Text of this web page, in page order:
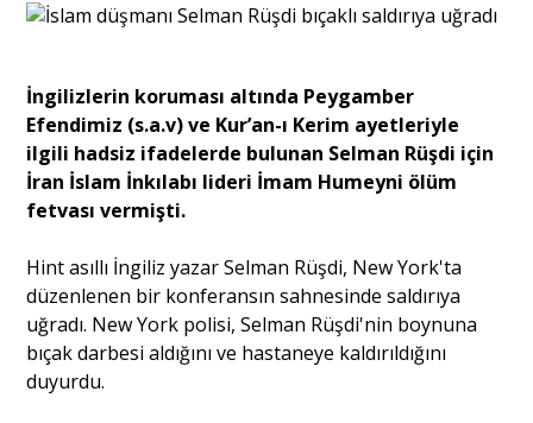
Ekonomi
Yorum - Analiz
Söyleşi
İngilizlerin koruması altında Peygamber
Efendimiz (s.a.v) ve Kur’an-ı Kerim ayetleriyle
ilgili hadsiz ifadelerde bulunan Selman Rüşdi için
İran İslam İnkılabı lideri İmam Humeyni ölüm
fetvası vermişti.
Hint asıllı İngiliz yazar Selman Rüşdi, New York'ta
düzenlenen bir konferansın sahnesinde saldırıya
uğradı. New York polisi, Selman Rüşdi'nin boynuna
bıçak darbesi aldığını ve hastaneye kaldırıldığını
duyurdu.